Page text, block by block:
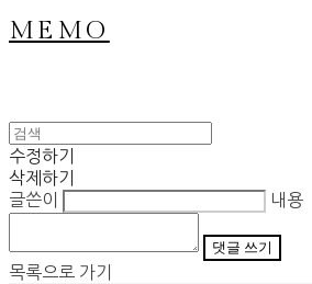
MEMO
수정하기
삭제하기
글쓴이
내용
댓글 쓰기
목록으로 가기